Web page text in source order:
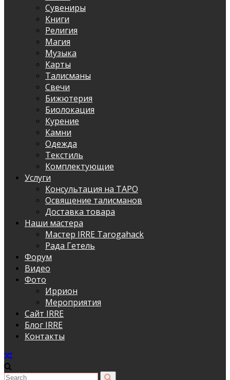
Сувениры
Книги
Религия
Магия
Музыка
Карты
Талисманы
Свечи
Бижютерия
Биолокация
Курение
Камни
Одежда
Текстиль
Комплектующие
Услуги
Консультация на ТАРО
Освящение талисманов
Доставка товара
Наши мастера
Мастер IRRE Tarogahack
Рада Гетель
Форум
Видео
Фото
Иррион
Мероприятия
Сайт IRRE
Блог IRRE
Контакты